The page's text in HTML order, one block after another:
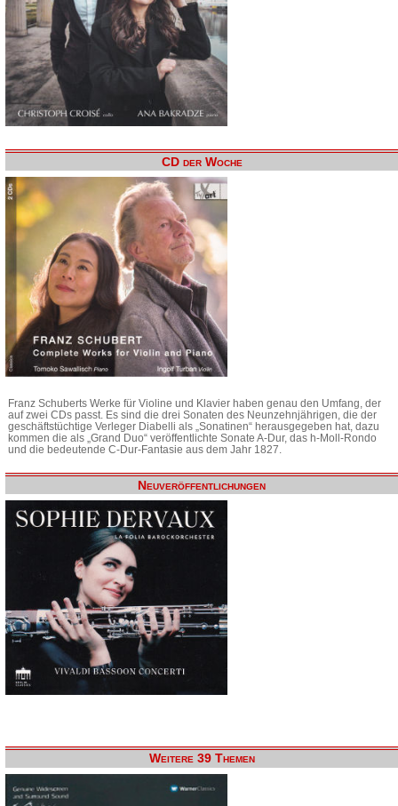
CD der Woche
Franz Schuberts Werke für Violine und Klavier haben genau den Umfang, der
auf zwei CDs passt. Es sind die drei Sonaten des Neunzehnjährigen, die der
geschäftstüchtige Verleger Diabelli als „Sonatinen“ herausgegeben hat, dazu
kommen die als „Grand Duo“ veröffentlichte Sonate A-Dur, das h-Moll-Rondo
und die bedeutende C-Dur-Fantasie aus dem Jahr 1827.
Neuveröffentlichungen
Weitere 39 Themen